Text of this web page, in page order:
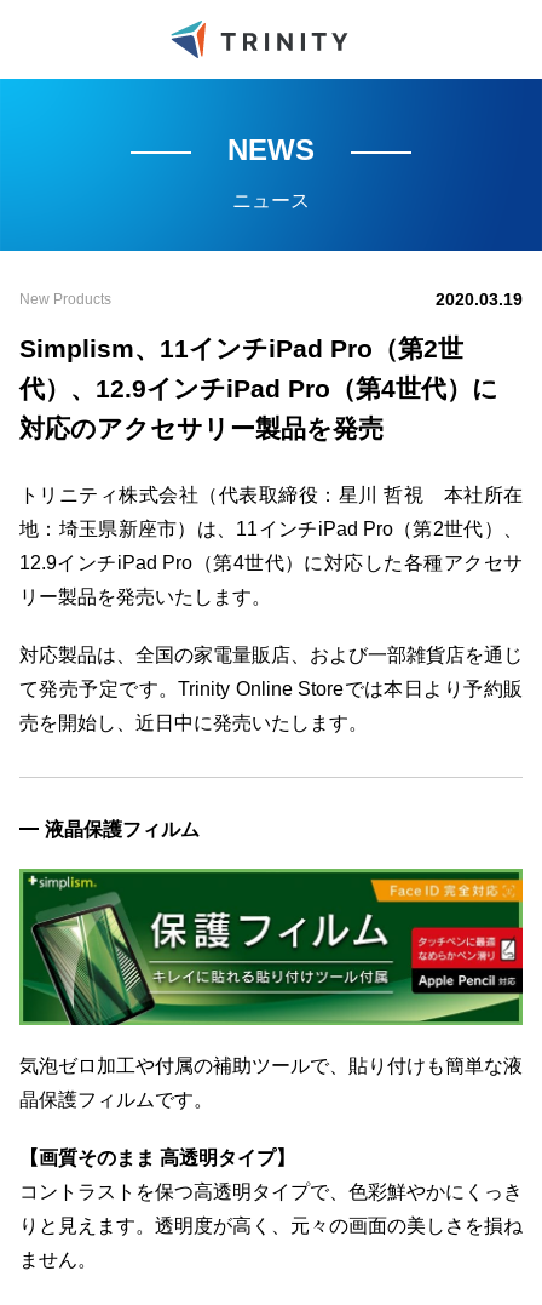
NEWS
ニュース
New Products 2020.03.19
Simplism、11インチiPad Pro（第2世
代）、12.9インチiPad Pro（第4世代）に
対応のアクセサリー製品を発売
トリニティ株式会社（代表取締役：星川 哲視 本社所在
地：埼玉県新座市）は、11インチiPad Pro（第2世代）、
12.9インチiPad Pro（第4世代）に対応した各種アクセサ
リー製品を発売いたします。
対応製品は、全国の家電量販店、および一部雑貨店を通じ
て発売予定です。Trinity Online Storeでは本日より予約販
売を開始し、近日中に発売いたします。
液晶保護フィルム
気泡ゼロ加工や付属の補助ツールで、貼り付けも簡単な液
晶保護フィルムです。
【画質そのまま 高透明タイプ】
コントラストを保つ高透明タイプで、色彩鮮やかにくっき
りと見えます。透明度が高く、元々の画面の美しさを損ね
ません。